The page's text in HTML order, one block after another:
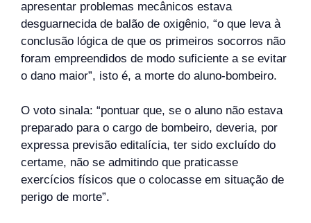
apresentar problemas mecânicos estava
desguarnecida de balão de oxigênio, “o que leva à
conclusão lógica de que os primeiros socorros não
foram empreendidos de modo suficiente a se evitar
o dano maior”, isto é, a morte do aluno-bombeiro.
O voto sinala: “pontuar que, se o aluno não estava
preparado para o cargo de bombeiro, deveria, por
expressa previsão editalícia, ter sido excluído do
certame, não se admitindo que praticasse
exercícios físicos que o colocasse em situação de
perigo de morte”.